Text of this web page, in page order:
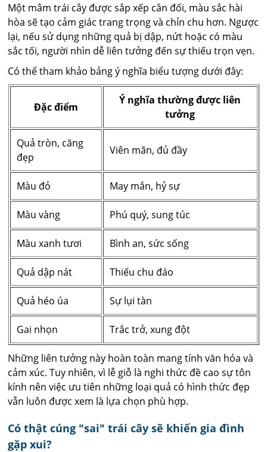
Một mâm trái cây được sắp xếp cân đối, màu sắc hài
hòa sẽ tạo cảm giác trang trọng và chỉn chu hơn. Ngược
lại, nếu sử dụng những quả bị dập, nứt hoặc có màu
sắc tối, người nhìn dễ liên tưởng đến sự thiếu trọn vẹn.
Có thể tham khảo bảng ý nghĩa biểu tượng dưới đây:
Đặc điểm
Ý nghĩa thường được liên
tưởng
Quả tròn, căng
đẹp
Viên mãn, đủ đầy
Màu đỏ May mắn, hỷ sự
Màu vàng Phú quý, sung túc
Màu xanh tươi Bình an, sức sống
Quả dập nát Thiếu chu đáo
Quả héo úa Sự lụi tàn
Gai nhọn Trắc trở, xung đột
Những liên tưởng này hoàn toàn mang tính văn hóa và
cảm xúc. Tuy nhiên, vì lễ giỗ là nghi thức đề cao sự tôn
kính nên việc ưu tiên những loại quả có hình thức đẹp
vẫn luôn được xem là lựa chọn phù hợp.
Có thật cúng "sai" trái cây sẽ khiến gia đình
gặp xui?